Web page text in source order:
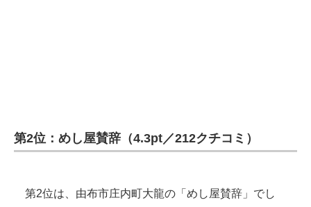
第2位：めし屋賛辞（4.3pt／212クチコミ）
第2位は、由布市庄内町大龍の「めし屋賛辞」でし